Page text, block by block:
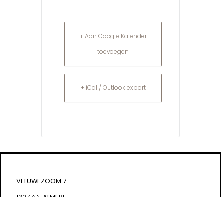
+ Aan Google Kalender
toevoegen
+ iCal / Outlook export
VELUWEZOOM 7